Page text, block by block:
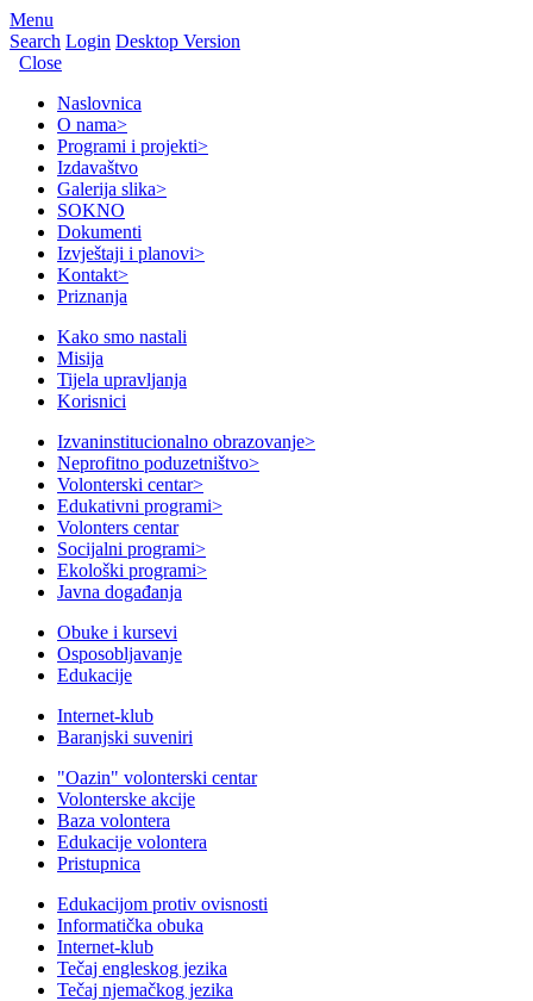
Menu
Search Login Desktop Version
Close
Naslovnica
O nama>
Programi i projekti>
Izdavaštvo
Galerija slika>
SOKNO
Dokumenti
Izvještaji i planovi>
Kontakt>
Priznanja
Kako smo nastali
Misija
Tijela upravljanja
Korisnici
Izvaninstitucionalno obrazovanje>
Neprofitno poduzetništvo>
Volonterski centar>
Edukativni programi>
Volonters centar
Socijalni programi>
Ekološki programi>
Javna događanja
Obuke i kursevi
Osposobljavanje
Edukacije
Internet-klub
Baranjski suveniri
"Oazin" volonterski centar
Volonterske akcije
Baza volontera
Edukacije volontera
Pristupnica
Edukacijom protiv ovisnosti
Informatička obuka
Internet-klub
Tečaj engleskog jezika
Tečaj njemačkog jezika